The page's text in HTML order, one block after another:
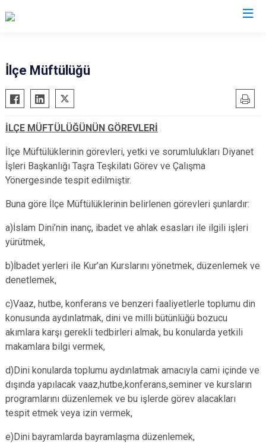
Ağın
Alacakaya
Arıcak
Baskil
Karakoçan
Maden
Palu
Sivrice
İlçe Müftülüğü
İLÇE MÜFTÜLÜĞÜNÜN GÖREVLERİ
İlçe Müftülüklerinin görevleri, yetki ve sorumlulukları Diyanet
İşleri Başkanlığı Taşra Teşkilatı Görev ve Çalışma
Yönergesinde tespit edilmiştir.
Buna göre İlçe Müftülüklerinin belirlenen görevleri şunlardır:
a)İslam Dini’nin inanç, ibadet ve ahlak esasları ile ilgili işleri
yürütmek,
b)İbadet yerleri ile Kur’an Kurslarını yönetmek, düzenlemek ve
denetlemek,
c)Vaaz, hutbe, konferans ve benzeri faaliyetlerle toplumu din
konusunda aydınlatmak, dini ve milli bütünlüğü bozucu
akımlara karşı gerekli tedbirleri almak, bu konularda yetkili
makamlara bilgi vermek,
d)Dini konularda toplumu aydınlatmak amacıyla cami içinde ve
dışında yapılacak vaaz,hutbe,konferans,seminer ve kursların
programlarını düzenlemek ve bu işlerde görev alacakları
tespit etmek veya izin vermek,
e)Dini bayramlarda bayramlaşma düzenlemek,